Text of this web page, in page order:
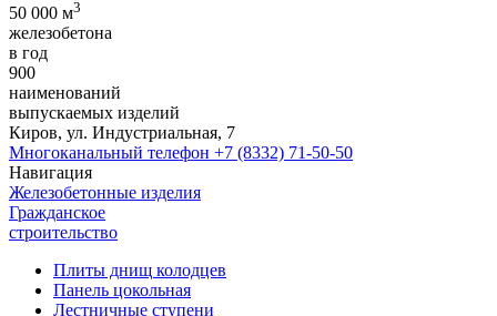
50 000 м3
железобетона
в год
900
наименований
выпускаемых изделий
Киров, ул. Индустриальная, 7
Многоканальный телефон +7 (8332) 71-50-50
Навигация
Железобетонные изделия
Гражданское
строительство
Плиты днищ колодцев
Панель цокольная
Лестничные ступени